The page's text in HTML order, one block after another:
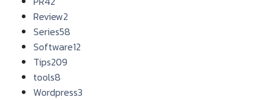
Review2
Series58
Software12
Tips209
tools8
Wordpress3